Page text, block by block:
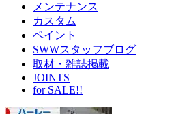
メンテナンス
カスタム
ペイント
SWWスタッフブログ
取材・雑誌掲載
JOINTS
for SALE!!